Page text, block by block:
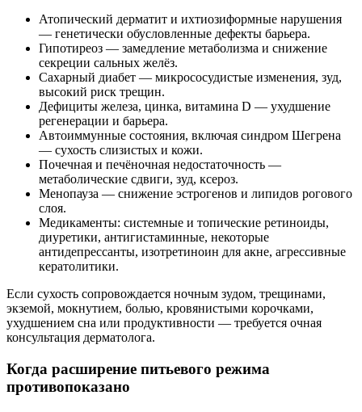
Атопический дерматит и ихтиозиформные нарушения
— генетически обусловленные дефекты барьера.
Гипотиреоз — замедление метаболизма и снижение
секреции сальных желёз.
Сахарный диабет — микрососудистые изменения, зуд,
высокий риск трещин.
Дефициты железа, цинка, витамина D — ухудшение
регенерации и барьера.
Автоиммунные состояния, включая синдром Шегрена
— сухость слизистых и кожи.
Почечная и печёночная недостаточность —
метаболические сдвиги, зуд, ксероз.
Менопауза — снижение эстрогенов и липидов рогового
слоя.
Медикаменты: системные и топические ретиноиды,
диуретики, антигистаминные, некоторые
антидепрессанты, изотретиноин для акне, агрессивные
кератолитики.
Если сухость сопровождается ночным зудом, трещинами,
экземой, мокнутием, болью, кровянистыми корочками,
ухудшением сна или продуктивности — требуется очная
консультация дерматолога.
Когда расширение питьевого режима
противопоказано